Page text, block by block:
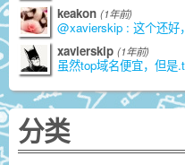
keakon (1年前)
@xavierskip : 这个还好，
xavierskip (1年前)
分类